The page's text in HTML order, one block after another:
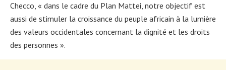
Checco, « dans le cadre du Plan Mattei, notre objectif est
aussi de stimuler la croissance du peuple africain à la lumière
des valeurs occidentales concernant la dignité et les droits
des personnes ».